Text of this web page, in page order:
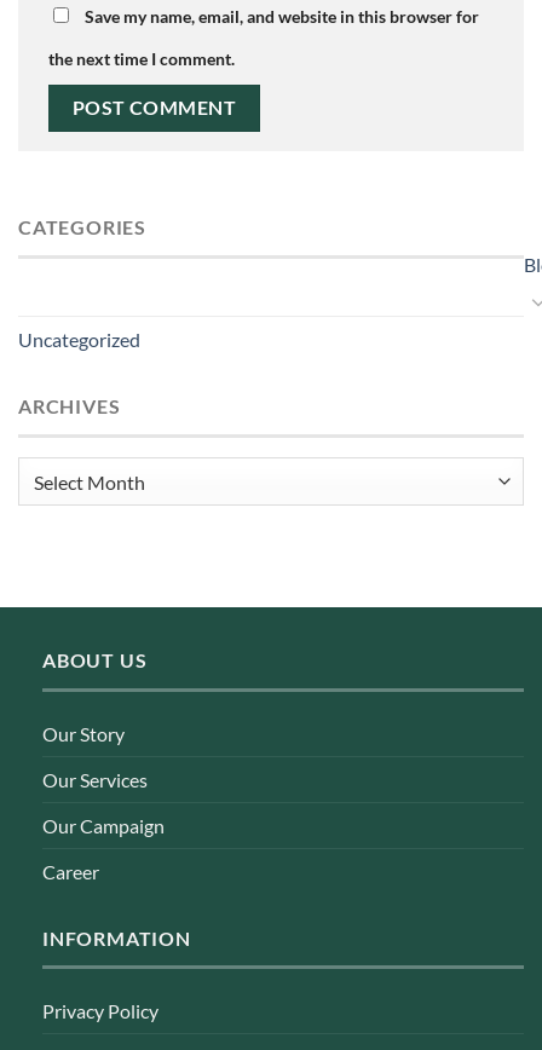
Save my name, email, and website in this browser for
the next time I comment.
CATEGORIES
Uncategorized
ARCHIVES
Archives
ABOUT US
Our Story
Our Services
Our Campaign
Career
INFORMATION
Privacy Policy